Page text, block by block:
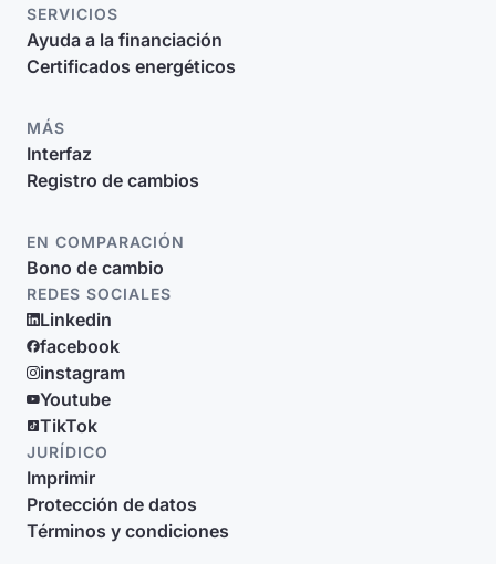
SERVICIOS
Ayuda a la financiación
Certificados energéticos
MÁS
Interfaz
Registro de cambios
EN COMPARACIÓN
Bono de cambio
REDES SOCIALES
Linkedin
facebook
instagram
Youtube
TikTok
JURÍDICO
Imprimir
Protección de datos
Términos y condiciones